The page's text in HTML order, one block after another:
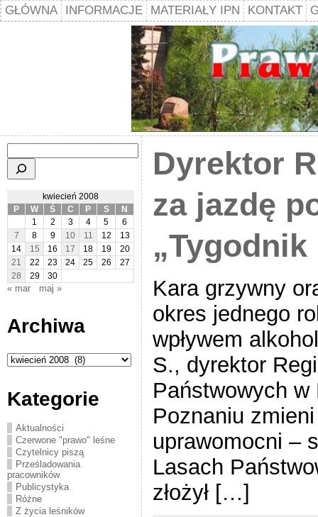
GŁÓWNA INFORMACJE MATERIAŁY IPN KONTAKT
kwiecień 2008
P
W Ś C P S
N
1
2 3 4 5
6
7
8 9 10 11 12
13
14
15 16 17 18 19
20
21
22 23 24 25 26
27
28
29 30
« mar maj »
Archiwa
Archiwa
Kategorie
Aktualności
Czerwone "prawo" leśne
Czytelnicy piszą
Prześladowania
pracowników
Publicystyka
Różne
Z życia leśników
Dyrektor
za jazdę
Kara grzywny
okres jednego
wpływem
S., dyrektor
Państwowych
Poznaniu
uprawomocni –
Lasach
złożył […]